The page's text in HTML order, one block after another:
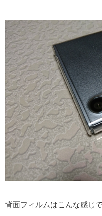
背面フィルムはこんな感じ